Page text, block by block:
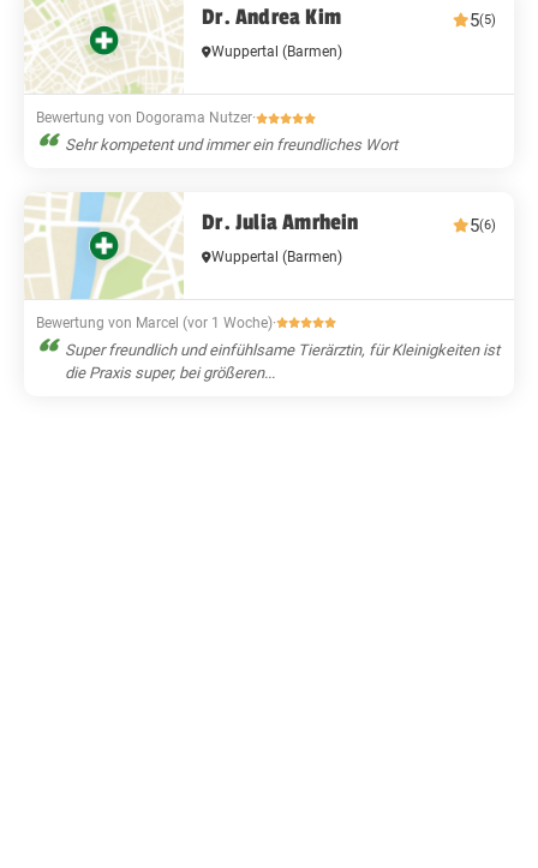
Dr. Andrea Kim 5(5)
Wuppertal(Barmen)
Bewertung von Dogorama Nutzer·
Sehr kompetent und immer ein freundliches Wort
Dr. Julia Amrhein 5(6)
Wuppertal(Barmen)
Bewertung von Marcel (vor 1 Woche)·
Super freundlich und einfühlsame Tierärztin, für Kleinigkeiten ist
die Praxis super, bei größeren...